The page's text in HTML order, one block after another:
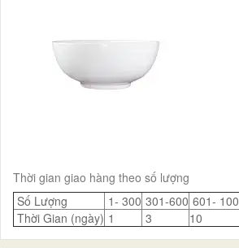
Thời gian giao hàng theo số lượng
Số Lượng
1- 300 301-600 601-
Thời Gian (ngày) 1 3 10